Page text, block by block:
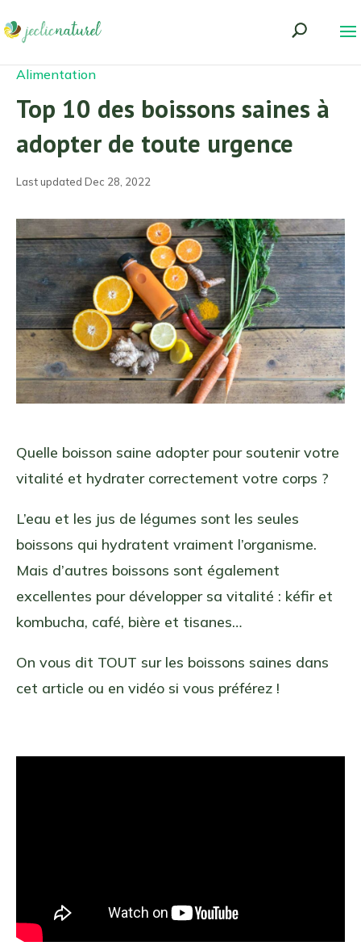
Alimentation
Top 10 des boissons saines à
adopter de toute urgence
Last updated Dec 28, 2022
Quelle boisson saine adopter pour soutenir votre
vitalité et hydrater correctement votre corps ?
L’eau et les jus de légumes sont les seules
boissons qui hydratent vraiment l’organisme.
Mais d’autres boissons sont également
excellentes pour développer sa vitalité : kéfir et
kombucha, café, bière et tisanes…
On vous dit TOUT sur les boissons saines dans
cet article ou en vidéo si vous préférez !